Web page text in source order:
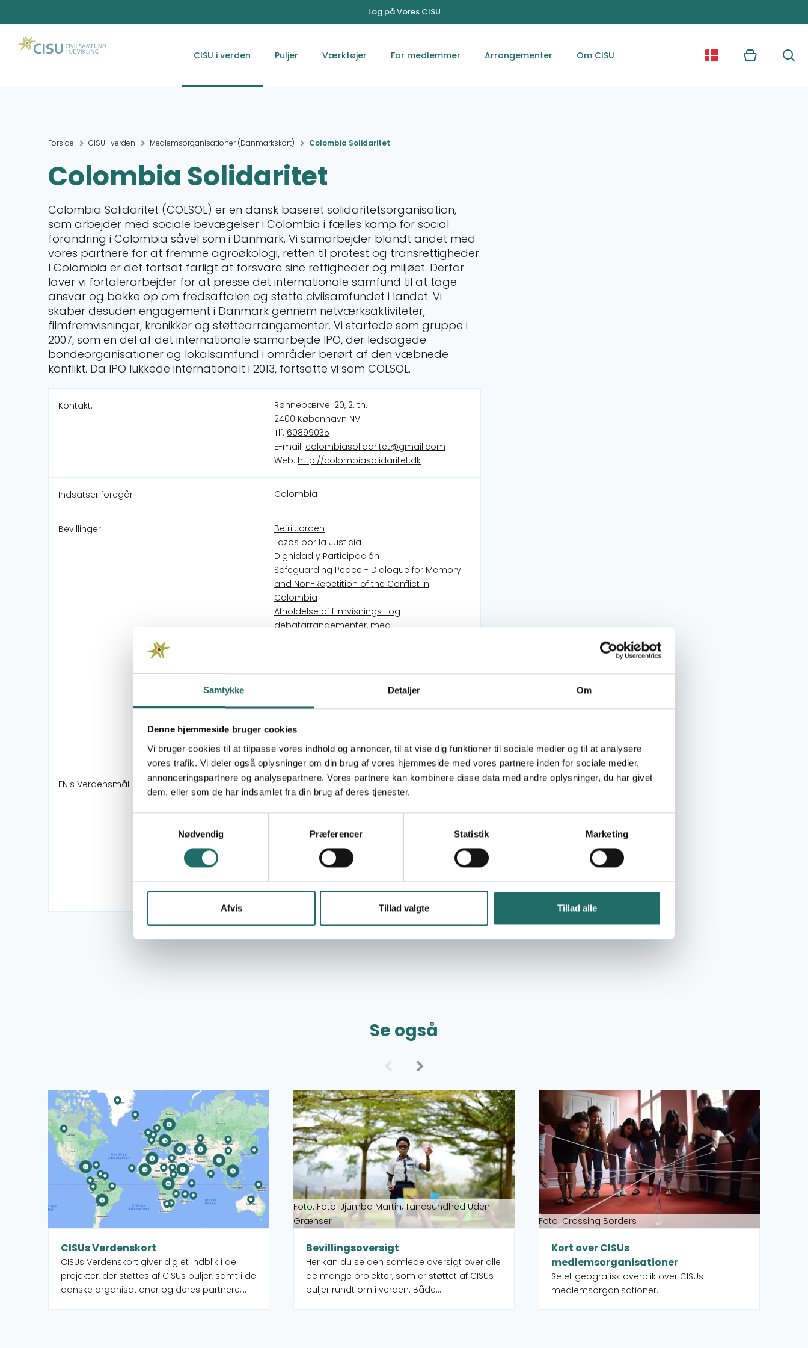
Samtykke Detaljer Om
Denne hjemmeside bruger cookies
Vi bruger cookies til at tilpasse vores indhold og annoncer, til at vise dig funktioner til sociale medier og til at analysere
vores trafik. Vi deler også oplysninger om din brug af vores hjemmeside med vores partnere inden for sociale medier,
annonceringspartnere og analysepartnere. Vores partnere kan kombinere disse data med andre oplysninger, du har givet
dem, eller som de har indsamlet fra din brug af deres tjenester.
Nødvendig
Præferencer Statistik Marketing
Afvis Tillad valgte Tillad alle
Log på Vores CISU
CISU i verden Puljer Værktøjer For medlemmer Arrangementer Om CISU Kurv Søg
Forside CISU i verden Medlemsorganisationer (Danmarkskort) Colombia Solidaritet
Colombia Solidaritet
Colombia Solidaritet (COLSOL) er en dansk baseret solidaritetsorganisation,
som arbejder med sociale bevægelser i Colombia i fælles kamp for social
forandring i Colombia såvel som i Danmark. Vi samarbejder blandt andet med
vores partnere for at fremme agroøkologi, retten til protest og transrettigheder.
I Colombia er det fortsat farligt at forsvare sine rettigheder og miljøet. Derfor
laver vi fortalerarbejder for at presse det internationale samfund til at tage
ansvar og bakke op om fredsaftalen og støtte civilsamfundet i landet. Vi
skaber desuden engagement i Danmark gennem netværksaktiviteter,
filmfremvisninger, kronikker og støttearrangementer. Vi startede som gruppe i
2007, som en del af det internationale samarbejde IPO, der ledsagede
bondeorganisationer og lokalsamfund i områder berørt af den væbnede
konflikt. Da IPO lukkede internationalt i 2013, fortsatte vi som COLSOL.
Kontakt:
Rønnebærvej 20, 2. th.
2400 København NV
Tlf: 60899035
E-mail: colombiasolidaritet@gmail.com
Web: http://colombiasolidaritet.dk
Indsatser foregår i: Colombia
Bevillinger:
Befri Jorden
Lazos por la Justicia
Dignidad y Participación
Safeguarding Peace - Dialogue for Memory
and Non-Repetition of the Conflict in
Colombia
Afholdelse af filmvisnings- og
debatarrangementer, med
Identidad, Ciudadanía & Libertad
Protesta Digna
En forandrende pagt
FN's Verdensmål:
Mål 5: Ligestilling mellem kønnene
Mål 7: Bæredygtig energi
Mål 10: Mindre ulighed
Mål 13: Klimaindsats
Mål 15: Livet på land
Mål 16: Fred, retfærdighed og stærke
institutioner
Mål 17: Partnerskaber for handling
Se også
CISUs Verdenskort
CISUs Verdenskort giver dig et indblik i de
projekter, der støttes af CISUs puljer, samt i de
danske organisationer og deres partnere,
Læs mere om CISUs Verdenskort
Foto: Foto: Jjumba Martin, Tandsundhed Uden
Grænser
Bevillingsoversigt
Her kan du se den samlede oversigt over alle
de mange projekter, som er støttet af CISUs
puljer rundt om i verden. Både
Læs mere om Bevillingsoversigt
Foto: Crossing Borders
Kort over CISUs
medlemsorganisationer
Se et geografisk overblik over CISUs
medlemsorganisationer.
Læs mere om Kort over CISUs medlemsorganisationer